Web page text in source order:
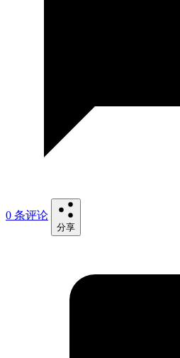
0 条评论
分享